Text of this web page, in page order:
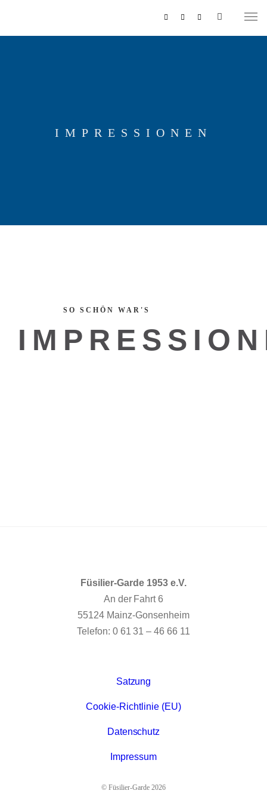
IMPRESSIONEN
SO SCHÖN WAR'S
Füsilier-Garde 1953 e.V.
An der Fahrt 6
55124 Mainz-Gonsenheim
Telefon: 0 61 31 – 46 66 11
Satzung
Cookie-Richtlinie (EU)
Datenschutz
Impressum
© Füsilier-Garde 2026